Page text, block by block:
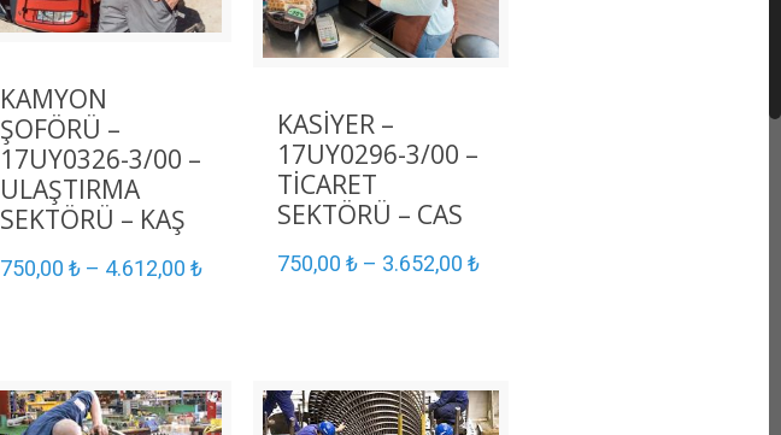
KAMYON
ŞOFÖRÜ –
17UY0326-3/00 –
ULAŞTIRMA
SEKTÖRÜ – KAŞ
750,00₺ – 4.612,00₺
KASİYER –
17UY0296-3/00 –
TİCARET
SEKTÖRÜ – CAS
750,00₺ – 3.652,00₺